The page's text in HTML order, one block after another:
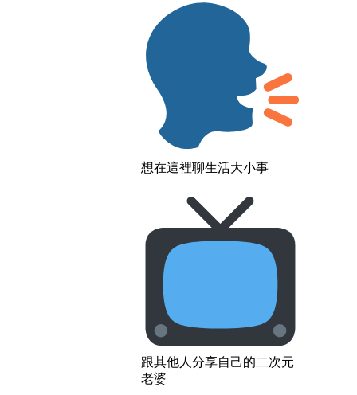
想在這裡聊生活大小事
跟其他人分享自己的二次元
老婆